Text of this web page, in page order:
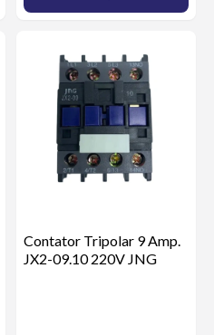
Contator Tripolar 9 Amp.
JX2-09.10 220V JNG